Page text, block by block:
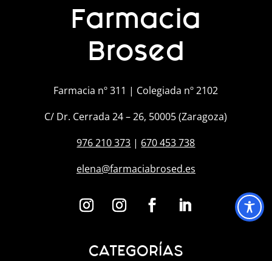
Farmacia
Brosed
Farmacia nº 311 | Colegiada nº 2102
C/ Dr. Cerrada 24 – 26, 50005 (Zaragoza)
976 210 373 | 670 453 738
elena@farmaciabrosed.es
CATEGORÍAS